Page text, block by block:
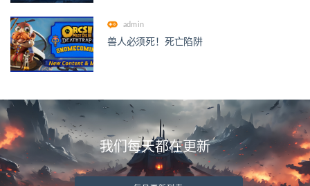
admin
兽人必须死！死亡陷阱
我们每天都在更新